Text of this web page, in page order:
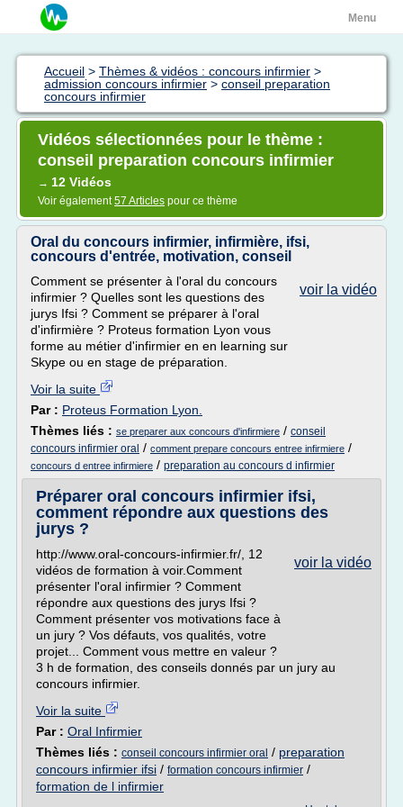
Menu
Accueil > Thèmes & vidéos : concours infirmier >
admission concours infirmier > conseil preparation
concours infirmier
Vidéos sélectionnées pour le thème :
conseil preparation concours infirmier
→ 12 Vidéos
Voir également57 Articles pour ce thème
Oral du concours infirmier, infirmière, ifsi,
concours d'entrée, motivation, conseil
voir la vidéo
Comment se présenter à l'oral du concours
infirmier ? Quelles sont les questions des
jurys Ifsi ? Comment se préparer à l'oral
d'infirmière ? Proteus formation Lyon vous
forme au métier d'infirmier en en learning sur
Skype ou en stage de préparation.
Voir la suite
Par : Proteus Formation Lyon.
Thèmes liés : se preparer aux concours d'infirmiere / conseil
concours infirmier oral / comment prepare concours entree infirmiere /
concours d entree infirmiere / preparation au concours d infirmier
Préparer oral concours infirmier ifsi,
comment répondre aux questions des
jurys ?
voir la vidéo
http://www.oral-concours-infirmier.fr/, 12
vidéos de formation à voir.Comment
présenter l'oral infirmier ? Comment
répondre aux questions des jurys Ifsi ?
Comment présenter vos motivations face à
un jury ? Vos défauts, vos qualités, votre
projet... Comment vous mettre en valeur ?
3 h de formation, des conseils donnés par un jury au
concours infirmier.
Voir la suite
Par : Oral Infirmier
Thèmes liés : conseil concours infirmier oral / preparation
concours infirmier ifsi / formation concours infirmier /
formation de l infirmier